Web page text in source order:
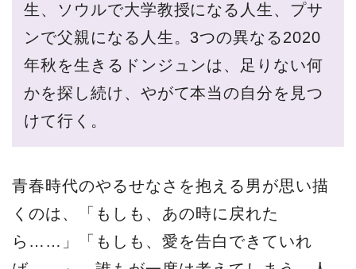
生、ソウルで大学教授になる人生、プサ
ンで父親になる人生。3つの異なる2020
年秋を生きるドンジュンは、足りない何
かを探し続け、やがて本当の自分を見つ
けて行く。
青春時代のやるせなさを抱える男が思い描
くのは、「もしも、あの時に戻れた
ら……」「もしも、愛を告白できていれ